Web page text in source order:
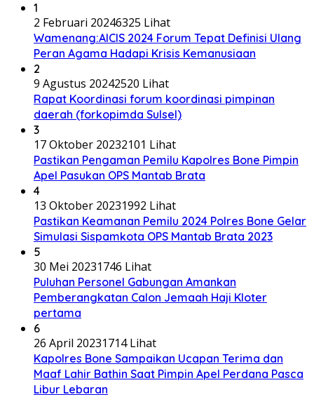
1
2 Februari 20246325 Lihat
Wamenang:AICIS 2024 Forum Tepat Definisi Ulang
Peran Agama Hadapi Krisis Kemanusiaan
2
9 Agustus 20242520 Lihat
Rapat Koordinasi forum koordinasi pimpinan
daerah (forkopimda Sulsel)
3
17 Oktober 20232101 Lihat
Pastikan Pengaman Pemilu Kapolres Bone Pimpin
Apel Pasukan OPS Mantab Brata
4
13 Oktober 20231992 Lihat
Pastikan Keamanan Pemilu 2024 Polres Bone Gelar
Simulasi Sispamkota OPS Mantab Brata 2023
5
30 Mei 20231746 Lihat
Puluhan Personel Gabungan Amankan
Pemberangkatan Calon Jemaah Haji Kloter
pertama
6
26 April 20231714 Lihat
Kapolres Bone Sampaikan Ucapan Terima dan
Maaf Lahir Bathin Saat Pimpin Apel Perdana Pasca
Libur Lebaran